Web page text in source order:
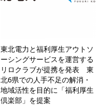
東北電力と福利厚生アウトソ
ーシングサービスを運営する
リロクラブが提携を発表 東
北6県での人手不足の解消・
地域活性を目的に「福利厚生
倶楽部」を提案